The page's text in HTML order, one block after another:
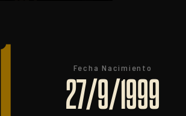
1 Fecha Nacimiento
27/9/1999